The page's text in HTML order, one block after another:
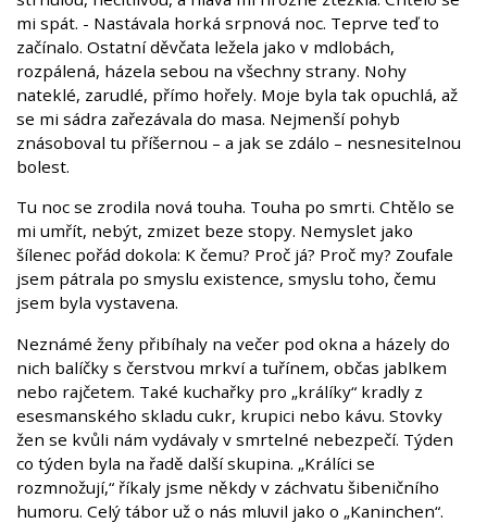
mi spát. - Nastávala horká srpnová noc. Teprve teď to
začínalo. Ostatní děvčata ležela jako v mdlobách,
rozpálená, házela sebou na všechny strany. Nohy
nateklé, zarudlé, přímo hořely. Moje byla tak opuchlá, až
se mi sádra zařezávala do masa. Nejmenší pohyb
znásoboval tu příšernou – a jak se zdálo – nesnesitelnou
bolest.
Tu noc se zrodila nová touha. Touha po smrti. Chtělo se
mi umřít, nebýt, zmizet beze stopy. Nemyslet jako
šílenec pořád dokola: K čemu? Proč já? Proč my? Zoufale
jsem pátrala po smyslu existence, smyslu toho, čemu
jsem byla vystavena.
Neznámé ženy přibíhaly na večer pod okna a házely do
nich balíčky s čerstvou mrkví a tuřínem, občas jablkem
nebo rajčetem. Také kuchařky pro „králíky“ kradly z
esesmanského skladu cukr, krupici nebo kávu. Stovky
žen se kvůli nám vydávaly v smrtelné nebezpečí. Týden
co týden byla na řadě další skupina. „Králíci se
rozmnožují,“ říkaly jsme někdy v záchvatu šibeničního
humoru. Celý tábor už o nás mluvil jako o „Kaninchen“.